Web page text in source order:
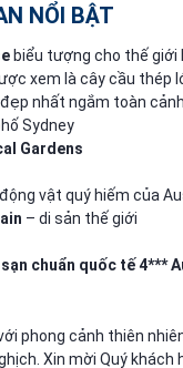
NỔI BẬT
biểu tượng cho thế giới
xem là cây cầu thép
nhất ngắm toàn
Sydney
Gardens
vật quý hiếm của
– di sản thế giới
sạn chuẩn quốc tế 4***
phong cảnh thiên
Xin mời Quý khách